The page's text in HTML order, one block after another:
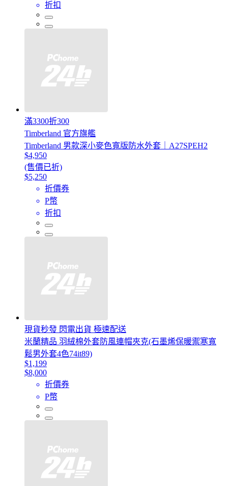
折扣
滿3300折300
Timberland 官方旗艦
Timberland 男款深小麥色寬版防水外套｜A27SPEH2
$4,950
(售價已折)
$5,250
折價券
P幣
折扣
現貨秒發 閃電出貨 極速配送
米蘭精品 羽絨棉外套防風連帽夾克(石墨烯保暖禦寒寬
鬆男外套4色74it89)
$1,199
$8,000
折價券
P幣